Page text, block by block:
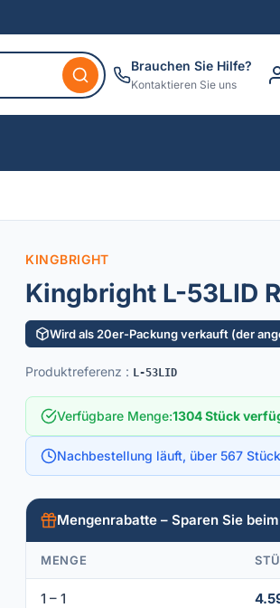
Brauchen Sie Hilfe?
Kontaktieren Sie uns
KINGBRIGHT
Kingbright L-53LID
Wird als 20er-Packung verkauft (der
Produktreferenz : L-53LID
Verfügbare Menge:1304 Stück
Nachbestellung läuft, über 567
Mengenrabatte – Sparen Sie
MENGE
1 – 1